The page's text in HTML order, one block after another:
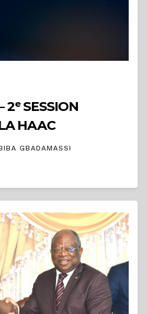
SESSION
HAAC
GBADAMASSI